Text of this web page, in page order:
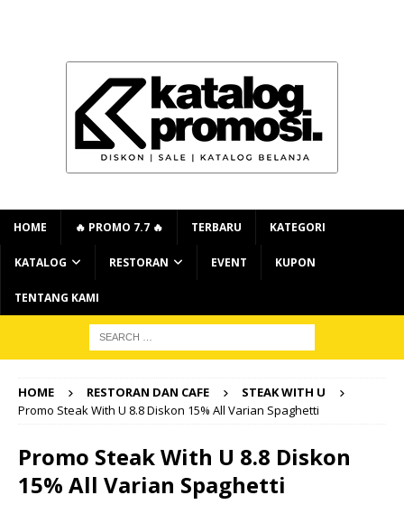
HOME 🔥 PROMO 7.7 🔥 TERBARU KATEGORI
KATALOG RESTORAN EVENT KUPON
TENTANG KAMI
HOME RESTORAN DAN CAFE
STEAK WITH U
Promo Steak With U 8.8 Diskon 15% All Varian Spaghetti
Promo Steak With U 8.8 Diskon
15% All Varian Spaghetti